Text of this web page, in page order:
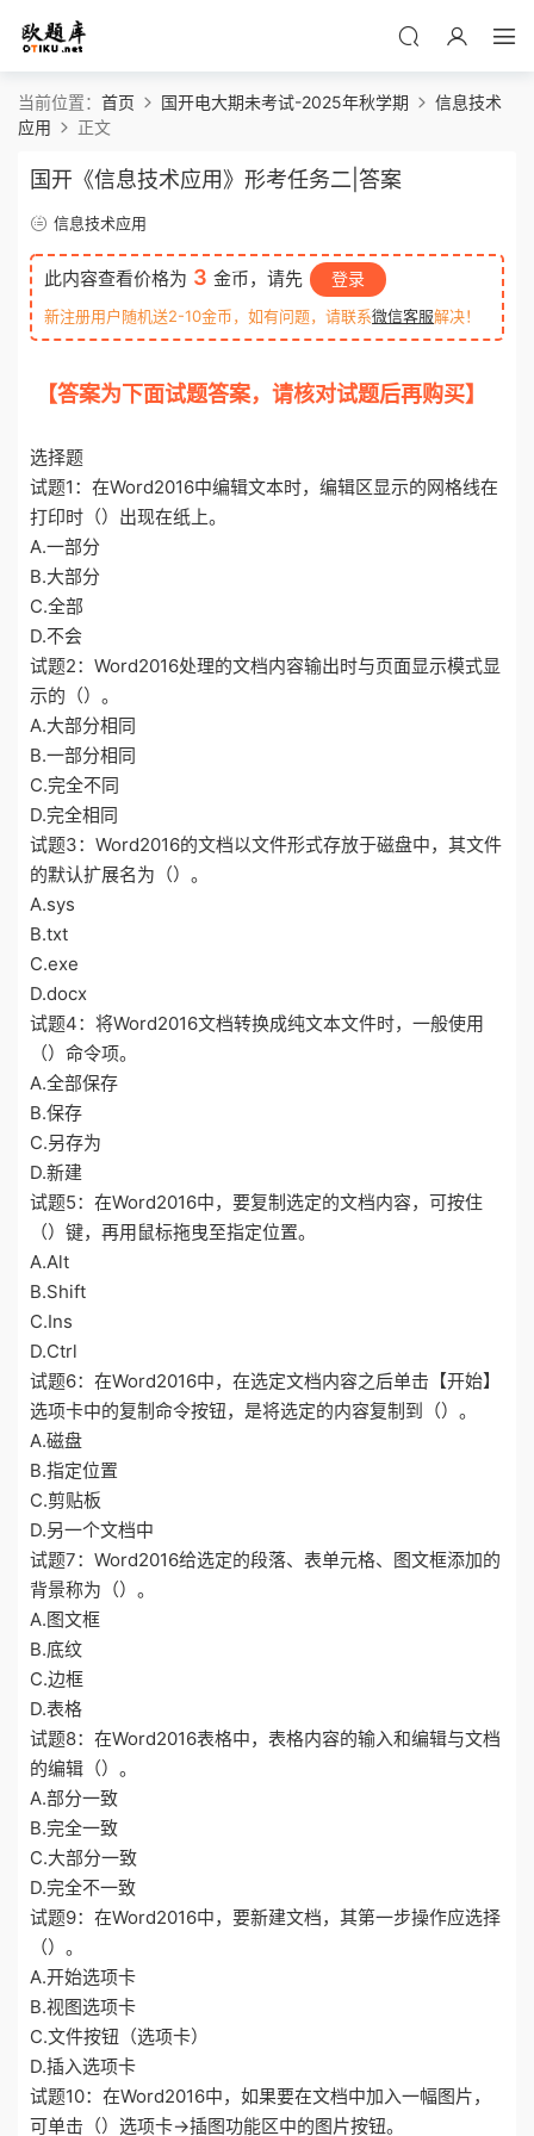
当前位置： 首页 国开电大期未考试-2025年秋学期
信息技术
应用
正文
国开《信息技术应用》形考任务二|答案
信息技术应用
此内容查看价格为 3 金币，请先 登录
新注册用户随机送2-10金币，如有问题，请联系微信客服解决！
【答案为下面试题答案，请核对试题后再购买】
选择题
试题1：在Word2016中编辑文本时，编辑区显示的网格线在
打印时（）出现在纸上。
A.一部分
B.大部分
C.全部
D.不会
试题2：Word2016处理的文档内容输出时与页面显示模式显
示的（）。
A.大部分相同
B.一部分相同
C.完全不同
D.完全相同
试题3：Word2016的文档以文件形式存放于磁盘中，其文件
的默认扩展名为（）。
A.sys
B.txt
C.exe
D.docx
试题4：将Word2016文档转换成纯文本文件时，一般使用
（）命令项。
A.全部保存
B.保存
C.另存为
D.新建
试题5：在Word2016中，要复制选定的文档内容，可按住
（）键，再用鼠标拖曳至指定位置。
A.Alt
B.Shift
C.Ins
D.Ctrl
试题6：在Word2016中，在选定文档内容之后单击【开始】
选项卡中的复制命令按钮，是将选定的内容复制到（）。
A.磁盘
B.指定位置
C.剪贴板
D.另一个文档中
试题7：Word2016给选定的段落、表单元格、图文框添加的
背景称为（）。
A.图文框
B.底纹
C.边框
D.表格
试题8：在Word2016表格中，表格内容的输入和编辑与文档
的编辑（）。
A.部分一致
B.完全一致
C.大部分一致
D.完全不一致
试题9：在Word2016中，要新建文档，其第一步操作应选择
（）。
A.开始选项卡
B.视图选项卡
C.文件按钮（选项卡）
D.插入选项卡
试题10：在Word2016中，如果要在文档中加入一幅图片，
可单击（）选项卡→插图功能区中的图片按钮。